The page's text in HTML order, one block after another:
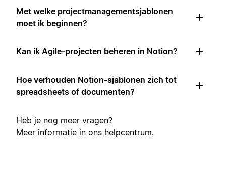
Met welke projectmanagementsjablonen
moet ik beginnen?
Kan ik Agile-projecten beheren in Notion?
Hoe verhouden Notion-sjablonen zich tot
spreadsheets of documenten?
Heb je nog meer vragen?
Meer informatie in ons helpcentrum.